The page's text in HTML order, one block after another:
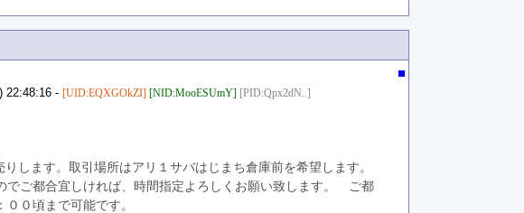
■
22:48:16 - [UID:EQXGOkZI] [NID:MooESUmY] [PID:Qpx2dN..]
します。取引場所はアリ１サバはじまち倉庫前を希望します。
ご都合宜しければ、時間指定よろしくお願い致します。　ご都
０頃まで可能です。